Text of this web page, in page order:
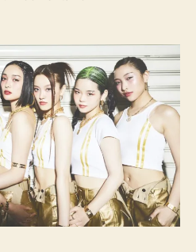
d
e
p
u
b
l
i
c
a
ç
ã
G
s
u
r
p
r
e
e
n
d
e